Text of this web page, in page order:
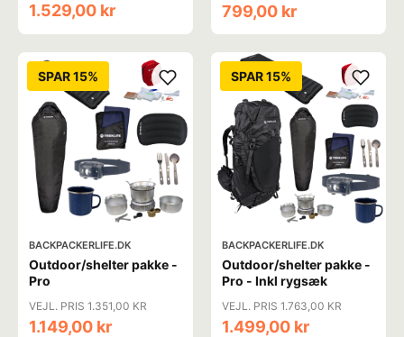
1.529,00 kr 799,00 kr
SPAR 15%
BACKPACKERLIFE.DK
Outdoor/shelter pakke -
Pro
VEJL. PRIS 1.351,00 KR
1.149,00 kr
SPAR 15%
BACKPACKERLIFE.DK
Outdoor/shelter pakke -
Pro - Inkl rygsæk
VEJL. PRIS 1.763,00 KR
1.499,00 kr